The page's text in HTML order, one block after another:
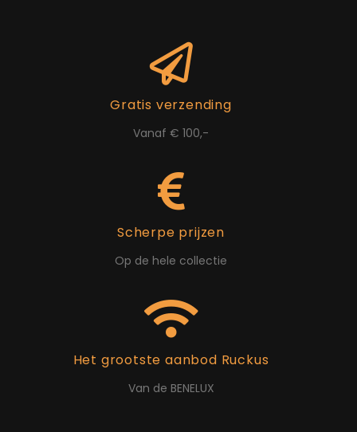
Gratis verzending
Vanaf € 100,-
Scherpe prijzen
Op de hele collectie
Het grootste aanbod Ruckus
Van de BENELUX